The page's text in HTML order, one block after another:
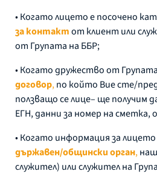
• Когато лицето е посочено
за контактот клиент или
от Групата на ББР;
• Когато дружество от
договор,по който Вие сте/
ползващо се лице– ще получим
ЕГН, данни за номер на сметка,
• Когато информация за
държавен/общински орган,
служител) или служител на